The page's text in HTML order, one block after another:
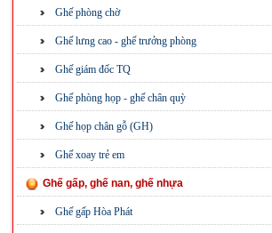
Ghế phòng chờ
Ghế lưng cao - ghế trưởng phòng
Ghế giám đốc TQ
Ghế phòng họp - ghế chân quỳ
Ghế họp chân gỗ (GH)
Ghế xoay trẻ em
Ghế gấp, ghế nan, ghế nhựa
Ghế gấp Hòa Phát